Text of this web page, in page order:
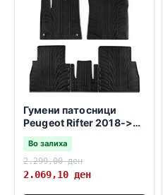
Гумени патосници
Peugeot Rifter 2018->
-непроменливо
сувозачко седиште-
Во залиха
2.299,00ден
2.069,10 ден